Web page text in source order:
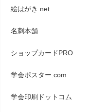
絵はがき.net
名刺本舗
ショップカードPRO
学会ポスター.com
学会印刷ドットコム